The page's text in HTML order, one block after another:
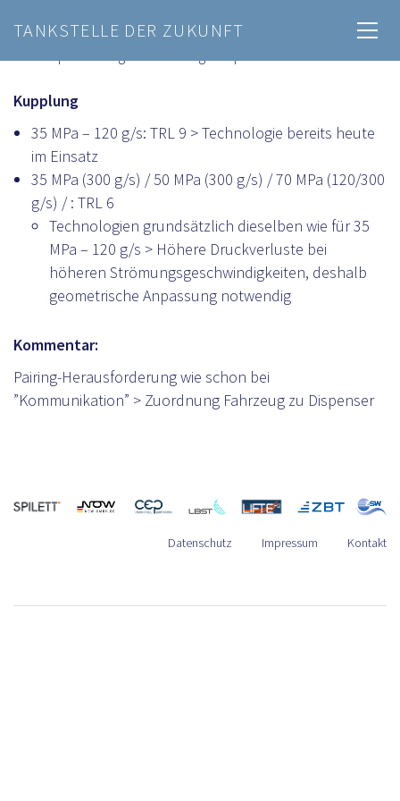
TANKSTELLE DER ZUKUNFT
Kupplung
35 MPa – 120 g/s: TRL 9 > Technologie bereits heute
im Einsatz
35 MPa (300 g/s) / 50 MPa (300 g/s) / 70 MPa (120/300
g/s) / : TRL 6
Technologien grundsätzlich dieselben wie für 35
MPa – 120 g/s > Höhere Druckverluste bei
höheren Strömungsgeschwindigkeiten, deshalb
geometrische Anpassung notwendig
Kommentar:
Pairing-Herausforderung wie schon bei
”Kommunikation” > Zuordnung Fahrzeug zu Dispenser
Datenschutz Impressum Kontakt